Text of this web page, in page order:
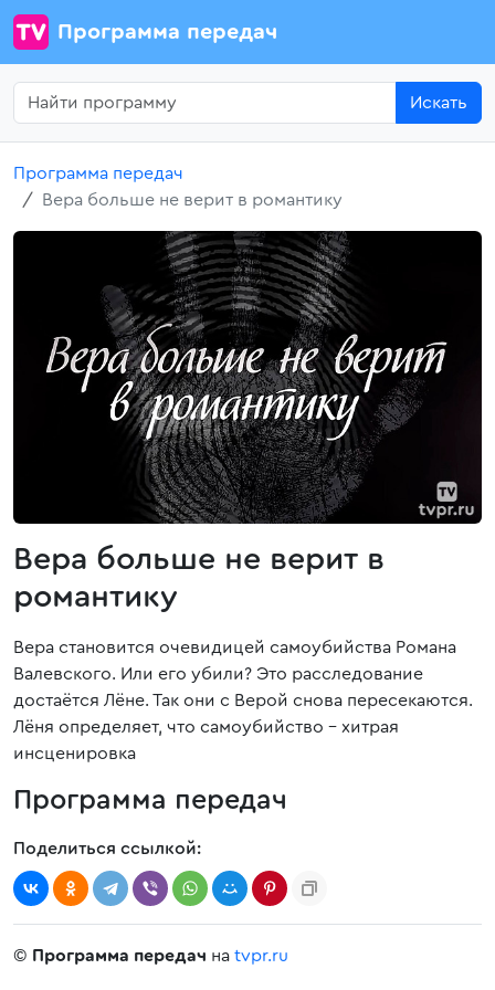
Программа передач
Искать
Программа передач
Вера больше не верит в романтику
Вера больше не верит в
романтику
Вера становится очевидицей самоубийства Романа
Валевского. Или его убили? Это расследование
достаётся Лёне. Так они с Верой снова пересекаются.
Лёня определяет, что самоубийство - хитрая
инсценировка
Программа передач
Поделиться ссылкой:
© Программа передач на tvpr.ru